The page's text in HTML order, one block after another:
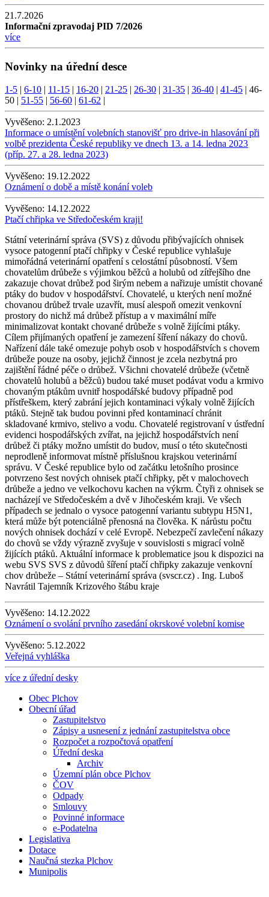
21.7.2026
Informační zpravodaj PID 7/2026
více
Novinky na úřední desce
1-5 6-10 11-15 16-20 21-25 26-30 31-35 36-40 41-45
46-
50
51-55 56-60 61-62
Vyvěšeno: 2.1.2023
Informace o umístění volebních stanovišť pro drive-in hlasování při
volbě prezidenta České republiky ve dnech 13. a 14. ledna 2023
(příp. 27. a 28. ledna 2023)
Vyvěšeno: 19.12.2022
Oznámení o době a místě konání voleb
Vyvěšeno: 14.12.2022
Ptačí chřipka ve Středočeském kraji!
Státní veterinární správa (SVS) z důvodu přibývajících ohnisek
vysoce patogenní ptačí chřipky v České republice vyhlašuje
mimořádná veterinární opatření s celostátní působností. Všem
chovatelům drůbeže s výjimkou běžců a holubů od zítřejšího dne
zakazuje chovat drůbež pod širým nebem a nařizuje umístit chované
ptáky do budov v hospodářství. Chovatelé, u kterých není možné
chovanou drůbež trvale uzavřít, musí alespoň omezit venkovní
prostory do nichž má drůbež přístup a v maximální míře
minimalizovat kontakt chované drůbeže s volně žijícími ptáky.
Cílem přijímaných opatření je zamezení šíření nákazy do chovů.
Nařízení dále také omezuje pohyb osob v hospodářstvích s chovem
drůbeže pouze na osoby, jejichž činnost je zcela nezbytná pro
zajištění řádné péče o drůbež. Všichni chovatelé drůbeže (včetně
chovatelů holubů a běžců) budou také muset podávat vodu a krmivo
chovaným ptákům uvnitř hospodářské budovy případně pod
přístřeškem, který zabrání jejich kontaminaci výkaly volně žijících
ptáků. Stejně tak budou povinni před kontaminací chránit
skladované krmivo, stelivo a vodu. Chovatelé registrovaní v ústřední
evidenci hospodářských zvířat, na jejichž hospodářstvích není
drůbež či ptáky možno umístit do budov, musí o této skutečnosti
neprodleně informovat místně příslušnou krajskou veterinární
správu. V České republice bylo od začátku letošního prosince
potvrzeno šest nových ohnisek ptačí chřipky, pět v malochovech
drůbeže a jedno ve velkochovu kachen na výkrm. Čtyři z ohnisek se
nacházejí ve Středočeském a dvě v Jihočeském kraji. Ve všech
případech se jednalo o vysoce patogenní variantu subtypu H5N1,
která může být potenciálně přenosná na člověka. K nárůstu počtu
nových ohnisek dochází v celé Evropě. Nebezpečí zavlečení nákazy
do chovů se vždy výrazně zvyšuje v souvislosti s migrací volně
žijících ptáků. Aktuální informace k problematice jsou k dispozici na
webu SVS SVS z důvodů šíření ptačí chřipky zakazuje venkovní
chov drůbeže – Státní veterinární správa (svscr.cz) . Ing. Luboš
Navrátil Tajemník Krizového štábu kraje
Vyvěšeno: 14.12.2022
Oznámení o svolání prvního zasedání okrskové volební komise
Vyvěšeno: 5.12.2022
Veřejná vyhláška
více z úřední desky
Obec Plchov
Obecní úřad
Zastupitelstvo
Zápisy a usnesení z jednání zastupitelstva obce
Rozpočet a rozpočtová opatření
Úřední deska
Archiv
Územní plán obce Plchov
ČOV
Odpady
Smlouvy
Povinné informace
e-Podatelna
Legislativa
Dotace
Naučná stezka Plchov
Munipolis